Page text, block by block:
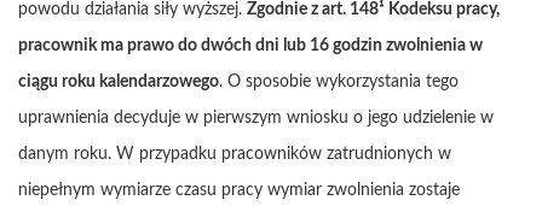
powodu działania siły wyższej. Zgodnie z art. 148¹ Kodeksu pracy,
pracownik ma prawo do dwóch dni lub 16 godzin zwolnienia w
ciągu roku kalendarzowego. O sposobie wykorzystania tego
uprawnienia decyduje w pierwszym wniosku o jego udzielenie w
danym roku. W przypadku pracowników zatrudnionych w
niepełnym wymiarze czasu pracy wymiar zwolnienia zostaje